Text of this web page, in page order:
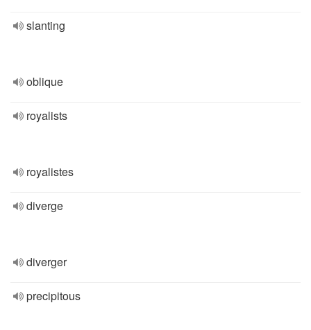
slanting
oblique
royalists
royalistes
diverge
diverger
precipitous